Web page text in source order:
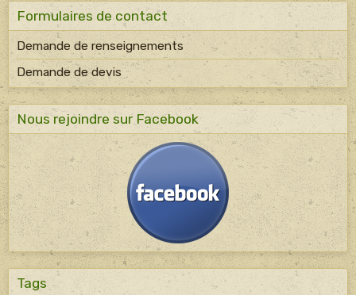
Formulaires de contact
Demande de renseignements
Demande de devis
Nous rejoindre sur Facebook
Tags